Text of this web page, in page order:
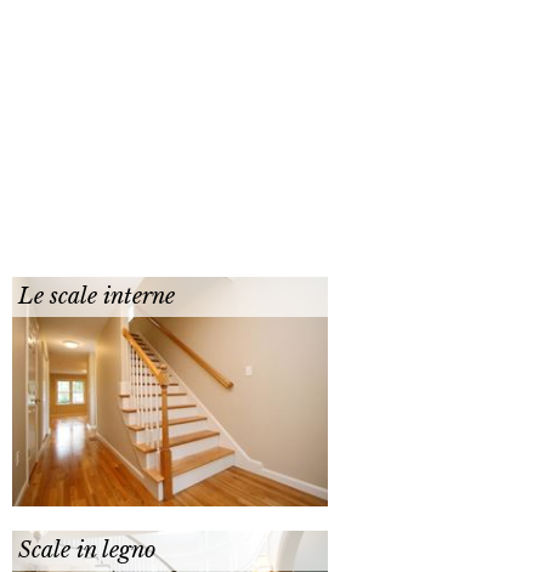
Le scale interne
Scale in legno